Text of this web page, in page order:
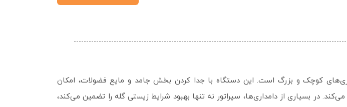
کوچک و بزرگ است. این دستگاه با جدا کردن بخش جامد و مایع فضولات، امکان
در بسیاری از دامداری‌ها، سپراتور نه‌ تنها بهبود شرایط زیستی گله را تضمین می‌کند،